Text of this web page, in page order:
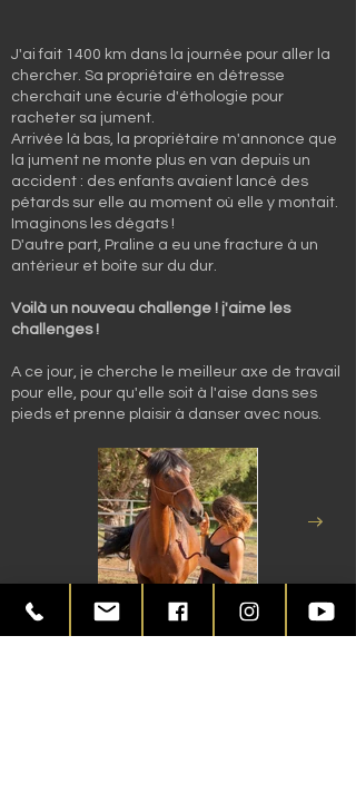
J'ai fait 1400 km dans la journée pour aller la
chercher. Sa propriétaire en détresse
cherchait une écurie d'éthologie pour
racheter sa jument.
Arrivée là bas, la propriétaire m'annonce que
la jument ne monte plus en van depuis un
accident : des enfants avaient lancé des
pétards sur elle au moment où elle y montait.
Imaginons les dégats !
D'autre part, Praline a eu une fracture à un
antérieur et boite sur du dur.
Voilà un nouveau challenge ! j'aime les
challenges !
A ce jour, je cherche le meilleur axe de travail
pour elle, pour qu'elle soit à l'aise dans ses
pieds et prenne plaisir à danser avec nous.